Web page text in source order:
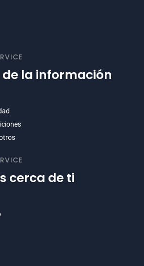
de la información
cerca de ti